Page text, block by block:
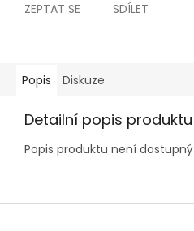
ZEPTAT SE SDÍLET
Popis Diskuze
Detailní popis produktu
Popis produktu není dostupný
Z